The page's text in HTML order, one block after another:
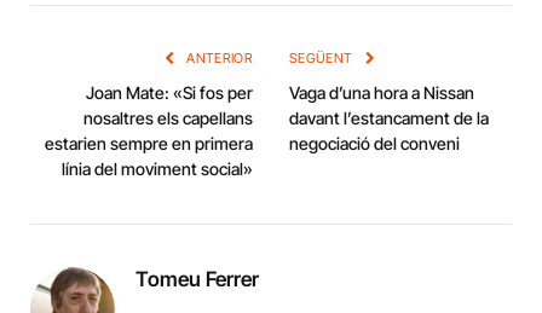
ANTERIOR
Joan Mate: «Si fos per
nosaltres els capellans
estarien sempre en primera
línia del moviment social»
SEGÜENT
Vaga d’una hora a Nissan
davant l’estancament de la
negociació del conveni
Tomeu Ferrer